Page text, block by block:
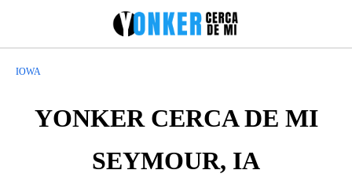
IOWA
YONKER CERCA DE MI
SEYMOUR, IA